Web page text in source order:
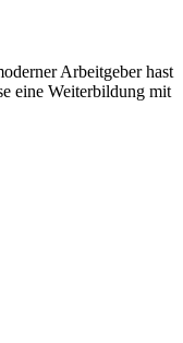
Arbeitgeber hast
eine Weiterbildung mit